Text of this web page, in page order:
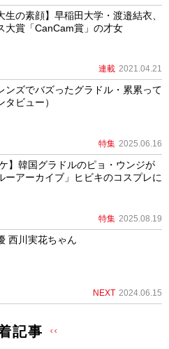
生の素顔】早稲田大学・渡邉結衣、
大賞「CanCam賞」の才女
連載 2021.04.21
ンズでバズったグラドル・累累って
ビュー）
特集 2025.06.16
】韓国グラドルのピョ・ウンジが
ーアーカイブ」ヒビキのコスプレに
特集 2025.08.19
西川実花ちゃん
NEXT 2024.06.15
記事